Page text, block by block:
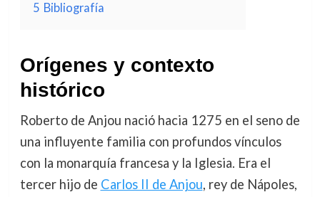
5 Bibliografía
Orígenes y contexto
histórico
Roberto de Anjou nació hacia 1275 en el seno de
una influyente familia con profundos vínculos
con la monarquía francesa y la Iglesia. Era el
tercer hijo de Carlos II de Anjou, rey de Nápoles,